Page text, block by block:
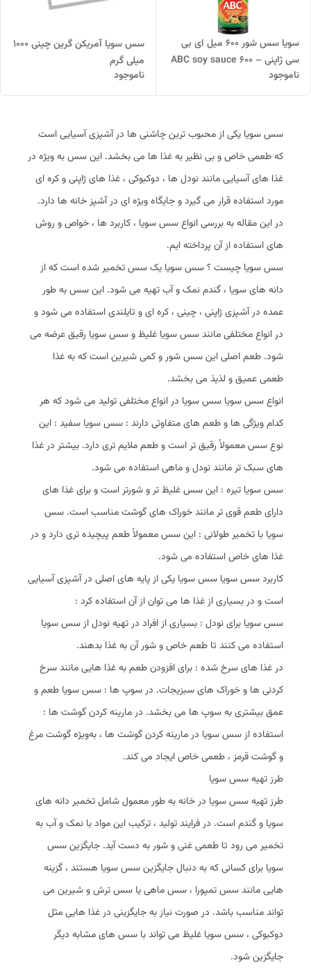
سویا سس شور 600 میل ای بی
سی ژاپنی – ABC soy sauce 600
ml
ناموجود
سس سویا آمریکن گرین چینی 1000
میلی گرم
ناموجود
سس سویا یکی از محبوب‌ ترین چاشنی‌ ها در آشپزی آسیایی است
که طعمی خاص و بی‌ نظیر به غذا ها می‌ بخشد. این سس به‌ ویژه در
غذا های آسیایی مانند نودل‌ ها ، دوکبوکی ، غذا های ژاپنی و کره‌ ای
مورد استفاده قرار می‌ گیرد و جایگاه ویژه‌ ای در آشپز خانه‌ ها دارد.
در این مقاله به بررسی انواع سس سویا ، کاربرد ها ، خواص و روش‌
های استفاده از آن پرداخته‌ ایم.
سس سویا چیست ؟ سس سویا یک سس تخمیر شده است که از
دانه‌ های سویا ، گندم نمک و آب تهیه می‌ شود. این سس به‌ طور
عمده در آشپزی ژاپنی ، چینی ، کره‌ ای و تایلندی استفاده می‌ شود و
در انواع مختلفی مانند سس سویا غلیظ و سس سویا رقیق عرضه می‌
شود. طعم اصلی این سس شور و کمی شیرین است که به غذا
طعمی عمیق و لذیذ می بخشد.
انواع سس سویا سس سویا در انواع مختلفی تولید می‌ شود که هر
کدام ویژگی‌ ها و طعم‌ های متفاوتی دارند : سس سویا سفید : این
نوع سس معمولاً رقیق‌ تر است و طعم ملایم‌ تری دارد. بیشتر در غذا
های سبک‌ تر مانند نودل و ماهی استفاده می‌ شود.
سس سویا تیره : این سس غلیظ‌ تر و شورتر است و برای غذا های
دارای طعم قوی‌ تر مانند خوراک‌ های گوشت مناسب است. سس
سویا با تخمیر طولانی : این سس معمولاً طعم پیچیده‌ تری دارد و در
غذا های خاص استفاده می شود.
کاربرد سس سویا سس سویا یکی از پایه‌ های اصلی در آشپزی آسیایی
است و در بسیاری از غذا ها می‌ توان از آن استفاده کرد :
سس سویا برای نودل : بسیاری از افراد در تهیه نودل از سس سویا
استفاده می‌ کنند تا طعم خاص و شور آن به غذا بدهند.
در غذا های سرخ‌ شده : برای افزودن طعم به غذا هایی مانند سرخ‌
کردنی‌ ها و خوراک‌ های سبزیجات. در سوپ‌ ها : سس سویا طعم و
عمق بیشتری به سوپ‌ ها می‌ بخشد. در مارینه کردن گوشت‌ ها :
استفاده از سس سویا در مارینه کردن گوشت‌ ها ، به‌ویژه گوشت مرغ
و گوشت قرمز ، طعمی خاص ایجاد می‌ کند.
طرز تهیه سس سویا
طرز تهیه سس سویا در خانه به‌ طور معمول شامل تخمیر دانه‌ های
سویا و گندم است. در فرایند تولید ، ترکیب این مواد با نمک و آب به
تخمیر می‌ رود تا طعمی غنی و شور به‌ دست آید. جایگزین سس
سویا برای کسانی که به دنبال جایگزین سس سویا هستند ، گزینه‌
هایی مانند سس تمپورا ، سس ماهی یا سس ترش و شیرین می‌
تواند مناسب باشد. در صورت نیاز به جایگزینی در غذا هایی مثل
دوکبوکی ، سس سویا غلیظ می‌ تواند با سس‌ های مشابه دیگر
جایگزین شود.